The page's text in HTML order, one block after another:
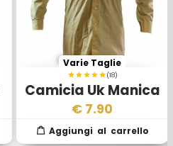
(18)
Camicia Uk Manica
Lunga Kaki Chiaro
Varie Taglie
€ 7.90